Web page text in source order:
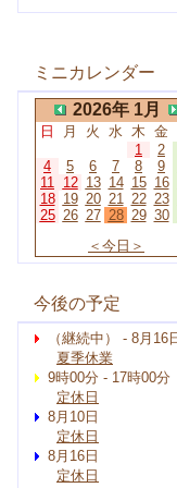
ミニカレンダー
2026年 1月
日 月 火 水 木 金
1
2
4
5 6 7 8 9
11 12 13 14 15 16
18 19 20 21 22 23
25 26 27 28 29 30
＜今日＞
今後の予定
（継続中） - 8月16
夏季休業
9時00分 - 17時00分
定休日
8月10日
定休日
8月16日
定休日